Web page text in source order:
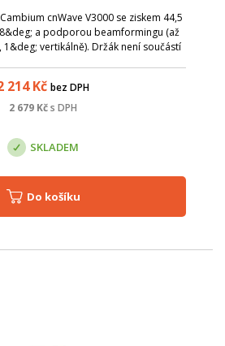
cnWave V3000 se ziskem 44,5
a podporou beamformingu (až
vertikálně). Držák není součástí
214Kč bez DPH
2 679 Kčs DPH
SKLADEM
Do košíku